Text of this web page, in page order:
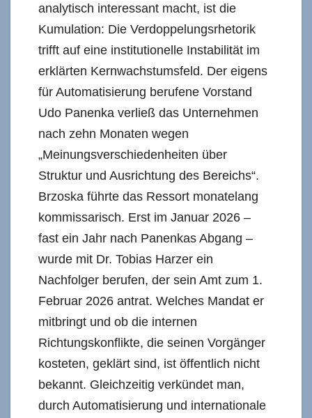
analytisch interessant macht, ist die
Kumulation: Die Verdoppelungsrhetorik
trifft auf eine institutionelle Instabilität im
erklärten Kernwachstumsfeld. Der eigens
für Automatisierung berufene Vorstand
Udo Panenka verließ das Unternehmen
nach zehn Monaten wegen
„Meinungsverschiedenheiten über
Struktur und Ausrichtung des Bereichs“.
Brzoska führte das Ressort monatelang
kommissarisch. Erst im Januar 2026 –
fast ein Jahr nach Panenkas Abgang –
wurde mit Dr. Tobias Harzer ein
Nachfolger berufen, der sein Amt zum 1.
Februar 2026 antrat. Welches Mandat er
mitbringt und ob die internen
Richtungskonflikte, die seinen Vorgänger
kosteten, geklärt sind, ist öffentlich nicht
bekannt. Gleichzeitig verkündet man,
durch Automatisierung und internationale